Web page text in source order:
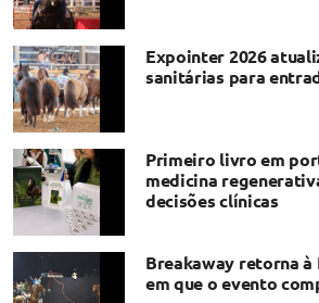
Expointer 2026
sanitárias para
Primeiro livro em
medicina
decisões clínicas
Breakaway retorna à
em que o evento